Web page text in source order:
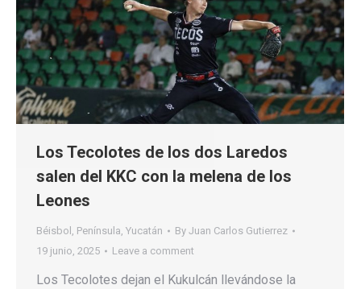
Los Tecolotes de los dos Laredos
salen del KKC con la melena de los
Leones
Béisbol , Península, Yucatán By Juan Carlos Gutierrez
19 junio, 2025
Leave a comment
Los Tecolotes dejan el Kukulcán llevándose la